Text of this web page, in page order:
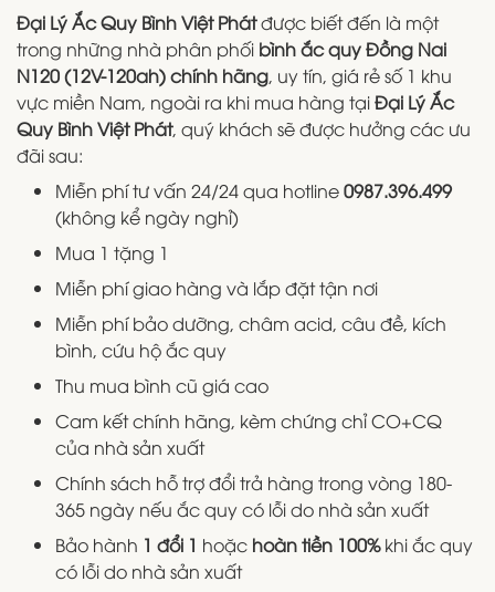
Đại Lý Ắc Quy Bình Việt Phátđược biết đến là một
trong những nhà phân phối bình ắc quy Đồng Nai
N120 (12V-120ah) chính hãng, uy tín, giá rẻ số 1 khu
vực miền Nam, ngoài ra khi mua hàng tạiĐại Lý Ắc
Quy Bình Việt Phát, quý khách sẽ được hưởng các ưu
đãi sau:
Miễn phí tư vấn 24/24 qua hotline0987.396.499
(không kể ngày nghỉ)
Mua 1 tặng 1
Miễn phí giao hàng và lắp đặt tận nơi
Miễn phí bảo dưỡng, châm acid, câu đề, kích
bình, cứu hộ ắc quy
Thu mua bình cũ giá cao
Cam kết chính hãng, kèm chứng chỉ CO+CQ
của nhà sản xuất
Chính sách hỗ trợ đổi trả hàng trong vòng 180-
365 ngày nếu ắc quy có lỗi do nhà sản xuất
Bảo hành 1 đổi 1 hoặc hoàn tiền 100%khi ắc quy
có lỗi do nhà sản xuất